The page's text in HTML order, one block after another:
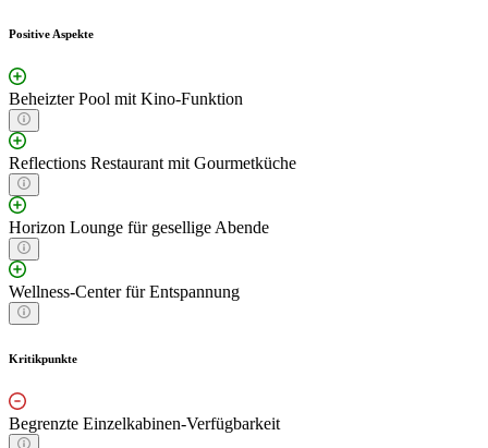
Positive Aspekte
Beheizter Pool mit Kino-Funktion
Reflections Restaurant mit Gourmetküche
Horizon Lounge für gesellige Abende
Wellness-Center für Entspannung
Kritikpunkte
Begrenzte Einzelkabinen-Verfügbarkeit